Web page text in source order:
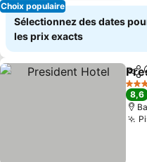
Choix populaire
Sélectionnez des dates
les prix exacts
4
8,6